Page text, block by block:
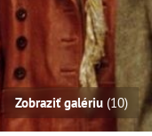
Zobraziť galériu (10)